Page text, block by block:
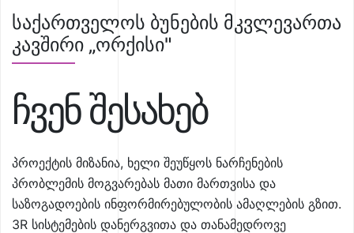
საქართველოს ბუნების მკვლევართა
კავშირი „ორქისი"
ჩვენ შესახებ
პროექტის მიზანია, ხელი შეუწყოს ნარჩენების
პრობლემის მოგვარებას მათი მართვისა და
საზოგადოების ინფორმირებულობის ამაღლების გზით.
3R სისტემების დანერგვითა და თანამედროვე